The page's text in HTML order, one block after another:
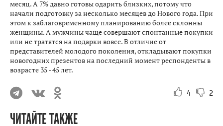
месяц. А 7% давно готовы одарить близких, потому что
начали подготовку за несколько месяцев до Нового года. При
этом к заблаговременному планированию более склонны
женщины. А мужчины чаще совершают спонтанные покупки
или не тратятся на подарки вовсе. В отличие от
представителей молодого поколения, откладывают покупки
новогодних презентов на последний момент респонденты в
возрасте 35 - 45 лет.
4 2
ЧИТАЙТЕ ТАКЖЕ